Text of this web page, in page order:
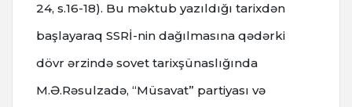
24, s.16-18). Bu məktub yazıldığı tarixdən
başlayaraq SSRİ-nin dağılmasına qədərki
dövr ərzində sovet tarixşünaslığında
M.Ə.Rəsulzadə, “Müsavat” partiyası və